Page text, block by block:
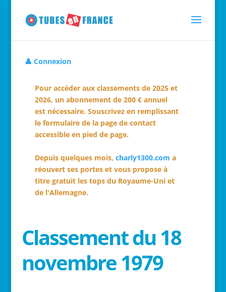
👤 Connexion
Pour accéder aux classements de 2025 et
2026, un abonnement de 200 € annuel
est nécessaire. Souscrivez en remplissant
le formulaire de la page de contact
accessible en pied de page.
Depuis quelques mois, charly1300.com a
réouvert ses portes et vous propose à
titre gratuit les tops du Royaume-Uni et
de l'Allemagne.
Classement du 18
novembre 1979